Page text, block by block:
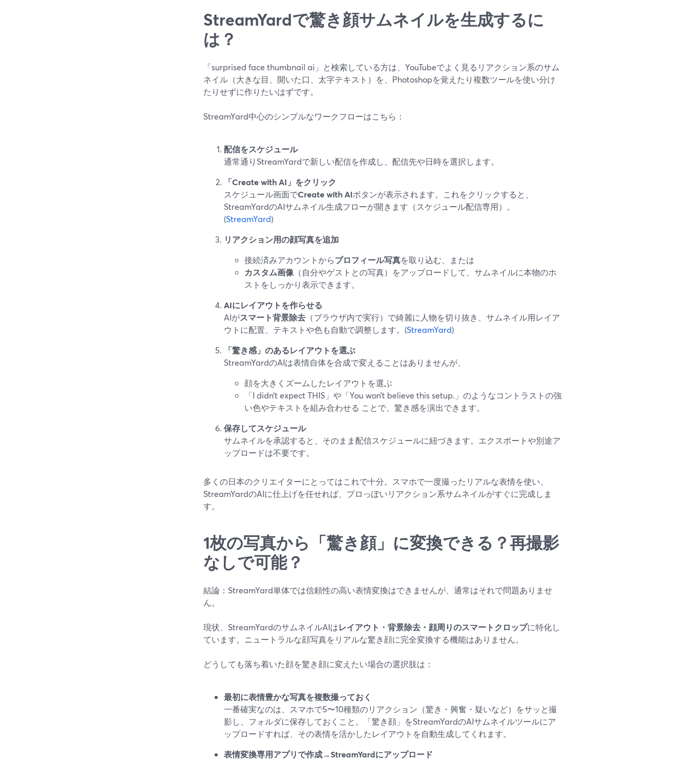
StreamYardで驚き顔サムネイルを生成するに
は？
「surprised face thumbnail ai」と検索している方は、YouTubeでよく見るリアクション系のサム
ネイル（大きな目、開いた口、太字テキスト）を、Photoshopを覚えたり複数ツールを使い分け
たりせずに作りたいはずです。
StreamYard中心のシンプルなワークフローはこちら：
配信をスケジュール
通常通りStreamYardで新しい配信を作成し、配信先や日時を選択します。
「Create with AI」をクリック
スケジュール画面でCreate with AIボタンが表示されます。これをクリックすると、
StreamYardのAIサムネイル生成フローが開きます（スケジュール配信専用）。
(StreamYard)
リアクション用の顔写真を追加
接続済みアカウントからプロフィール写真を取り込む、または
カスタム画像 （自分やゲストとの写真）をアップロードして、サムネイルに本物のホ
ストをしっかり表示できます。
AIにレイアウトを作らせる
AIがスマート背景除去 （ブラウザ内で実行）で綺麗に人物を切り抜き、サムネイル用レイア
ウトに配置、テキストや色も自動で調整します。(StreamYard)
「驚き感」のあるレイアウトを選ぶ
StreamYardのAIは表情自体を合成で変えることはありませんが、
顔を大きくズームしたレイアウトを選ぶ
「I didn’t expect THIS」や「You won’t believe this setup.」のようなコントラストの強
い色やテキストを組み合わせる ことで、驚き感を演出できます。
保存してスケジュール
サムネイルを承認すると、そのまま配信スケジュールに紐づきます。エクスポートや別途ア
ップロードは不要です。
多くの日本のクリエイターにとってはこれで十分。スマホで一度撮ったリアルな表情を使い、
StreamYardのAIに仕上げを任せれば、プロっぽいリアクション系サムネイルがすぐに完成しま
す。
1枚の写真から「驚き顔」に変換できる？再撮影
なしで可能？
結論：StreamYard単体では信頼性の高い表情変換はできませんが、通常はそれで問題ありませ
ん。
現状、StreamYardのサムネイルAIはレイアウト・背景除去・顔周りのスマートクロップに特化し
ています。ニュートラルな顔写真をリアルな驚き顔に完全変換する機能はありません。
どうしても落ち着いた顔を驚き顔に変えたい場合の選択肢は：
最初に表情豊かな写真を複数撮っておく
一番確実なのは、スマホで5〜10種類のリアクション（驚き・興奮・疑いなど）をサッと撮
影し、フォルダに保存しておくこと。「驚き顔」をStreamYardのAIサムネイルツールにア
ップロードすれば、その表情を活かしたレイアウトを自動生成してくれます。
表情変換専用アプリで作成→StreamYardにアップロード